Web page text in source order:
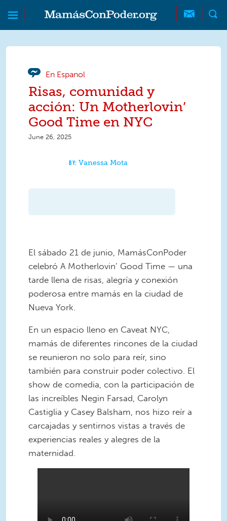
Skip to main content
Skip to main content
MamásConPoder
En Espanol
Risas, comunidad y
acción: Un Motherlovin’
Good Time en NYC
June 26, 2025
Vanessa Mota
El sábado 21 de junio, MamásConPoder
celebró A Motherlovin’ Good Time — una
tarde llena de risas, alegría y conexión
poderosa entre mamás en la ciudad de
Nueva York.
En un espacio lleno en Caveat NYC,
mamás de diferentes rincones de la ciudad
se reunieron no solo para reír, sino
también para construir poder colectivo. El
show de comedia, con la participación de
las increíbles Negin Farsad, Carolyn
Castiglia y Casey Balsham, nos hizo reír a
carcajadas y sentirnos vistas a través de
experiencias reales y alegres de la
maternidad.